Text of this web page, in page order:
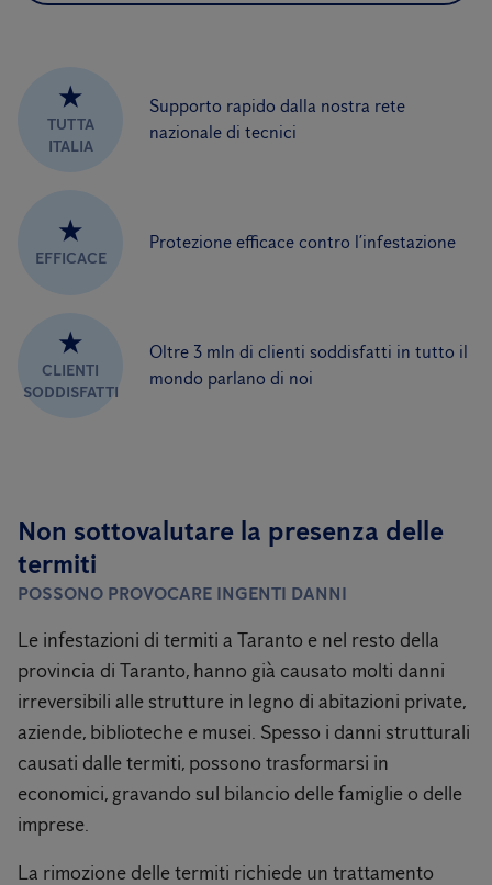
★
TUTTA
ITALIA
Supporto rapido dalla nostra rete
nazionale di tecnici
★
EFFICACE
Protezione efficace contro l’infestazione
★
CLIENTI
SODDISFATTI
Oltre 3 mln di clienti soddisfatti in tutto il
mondo parlano di noi
Non sottovalutare la presenza delle
termiti
POSSONO PROVOCARE INGENTI DANNI
Le infestazioni di termiti a Taranto e nel resto della
provincia di Taranto, hanno già causato molti danni
irreversibili alle strutture in legno di abitazioni private,
aziende, biblioteche e musei. Spesso i danni strutturali
causati dalle termiti, possono trasformarsi in
economici, gravando sul bilancio delle famiglie o delle
imprese.
La rimozione delle termiti richiede un trattamento